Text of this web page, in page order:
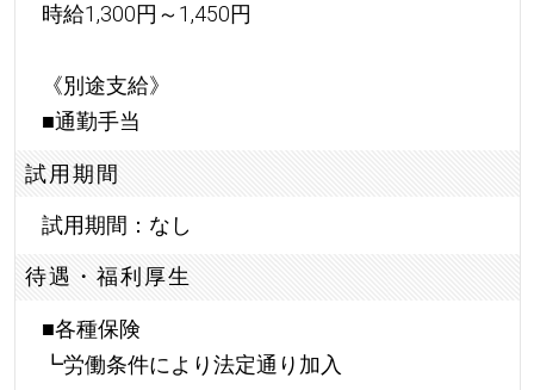
時給1,300円～1,450円
《別途支給》
■通勤手当
試用期間
試用期間：なし
待遇・福利厚生
■各種保険
┗労働条件により法定通り加入